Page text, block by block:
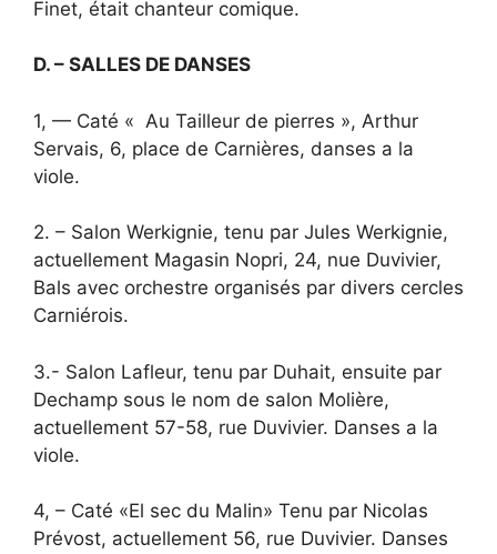
Finet, était chanteur comique.
D. – SALLES DE DANSES
1, — Caté « Au Tailleur de pierres », Arthur
Servais, 6, place de Carnières, danses a la
viole.
2. – Salon Werkignie, tenu par Jules Werkignie,
actuellement Magasin Nopri, 24, nue Duvivier,
Bals avec orchestre organisés par divers cercles
Carniérois.
3.- Salon Lafleur, tenu par Duhait, ensuite par
Dechamp sous le nom de salon Molière,
actuellement 57-58, rue Duvivier. Danses a la
viole.
4, – Caté «El sec du Malin» Tenu par Nicolas
Prévost, actuellement 56, rue Duvivier. Danses